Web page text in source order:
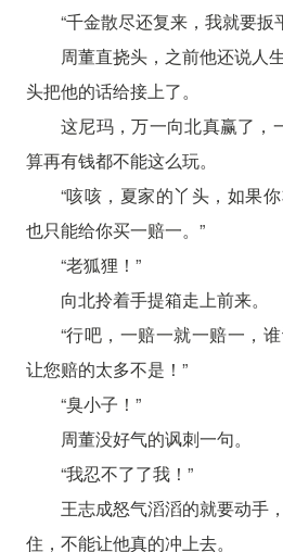
“千金散尽还复来，我就要扳
周董直挠头，之前他还说人
头把他的话给接上了。
这尼玛，万一向北真赢了，
算再有钱都不能这么玩。
“咳咳，夏家的丫头，如果
也只能给你买一赔一。”
“老狐狸！”
向北拎着手提箱走上前来。
“行吧，一赔一就一赔一，
让您赔的太多不是！”
“臭小子！”
周董没好气的讽刺一句。
“我忍不了了我！”
王志成怒气滔滔的就要动手
住，不能让他真的冲上去。